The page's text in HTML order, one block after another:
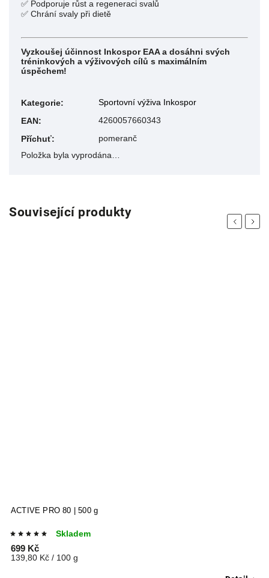
✅ Podporuje růst a regeneraci svalů
✅ Chrání svaly při dietě
Vyzkoušej účinnost Inkospor EAA a dosáhni svých
tréninkových a výživových cílů s maximálním
úspěchem!
Kategorie:
Sportovní výživa Inkospor
EAN:
4260057660343
Příchuť:
pomeranč
Položka byla vyprodána…
Související produkty
Previous
ACTIVE PRO 80 | 500 g
Skladem
699 Kč
139,80 Kč / 100 g
Next